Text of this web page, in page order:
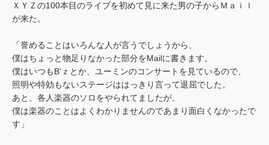
ＸＹＺの100本目のライブを初めて見に来た男の子からＭａｉｌ
が来た。
「誉めることはいろんな人が言うでしょうから、
僕はちょっと物足りなかった部分をMailに書きます。
僕はいつもB'ｚとか、ユーミンのコンサートを見ているので、
照明や特効もないステージははっきり言って退屈でした。
あと、各人楽器のソロをやられてましたが、
僕は楽器のことはよくわかりませんのであまり面白くなかったで
す」